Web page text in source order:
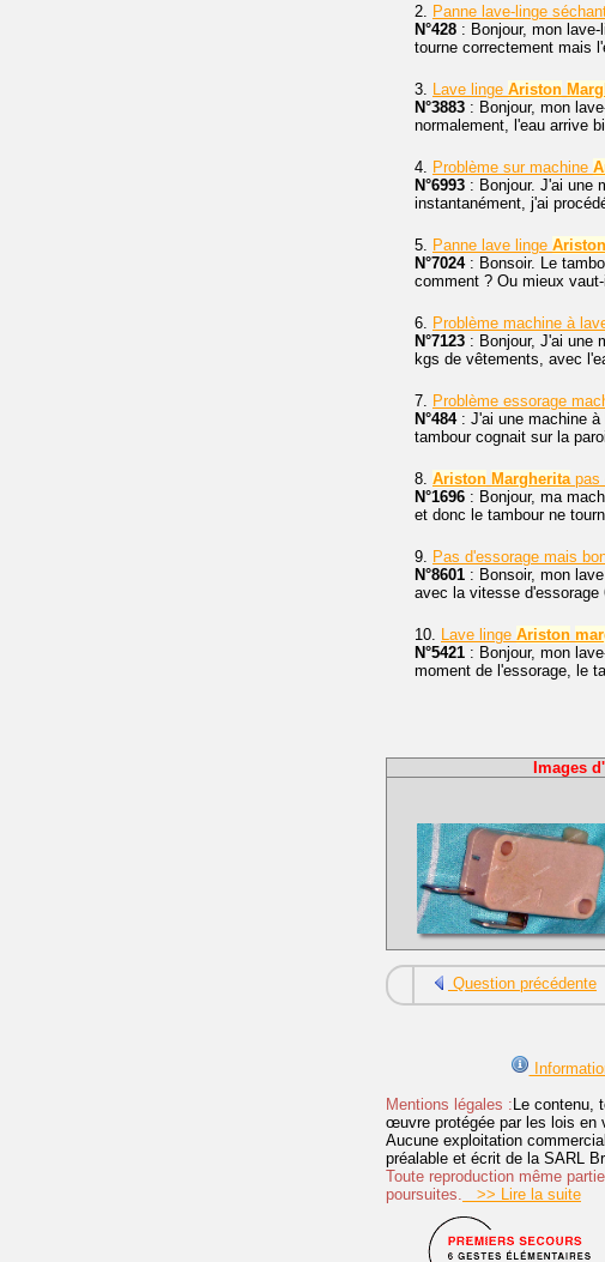
2. Panne lave-linge
N°428 : Bonjour, mon
tourne correctement mais
3. Lave linge Ariston
N°3883 : Bonjour, mon
normalement, l'eau arrive
4. Problème sur machine
N°6993 : Bonjour. J'ai une
instantanément, j'ai
5. Panne lave linge Ariston
N°7024: Bonsoir. Le
comment ? Ou mieux
6. Problème machine à
N°7123 : Bonjour, J'ai une
kgs de vêtements, avec
7. Problème essorage
N°484: J'ai une machine à
tambour cognait sur la
8. Ariston Margheritapas
N°1696 : Bonjour, ma
et donc le tambour ne
9. Pas d'essorage mais
N°8601 : Bonsoir, mon
avec la vitesse d'essorage
10. Lave linge Ariston
N°5421 : Bonjour, mon
moment de l'essorage, le
Images
Question précédente
Mentions légales : Le contenu,
œuvre protégée par les lois en
Aucune exploitation
préalable et écrit de la SARL
Toute reproduction même
poursuites. >> Lire la suite